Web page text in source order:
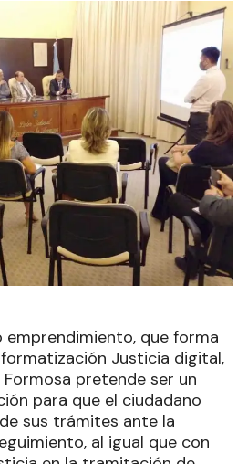
emprendimiento, que forma
Justicia digital,
pretende ser un
para que el ciudadano
sus trámites ante la
al igual que con